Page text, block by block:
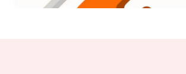
ଜାତିର ଜନସଂଖ୍ୟାକୁ ହିସାବକୁ ନିଆଯାଇଛି